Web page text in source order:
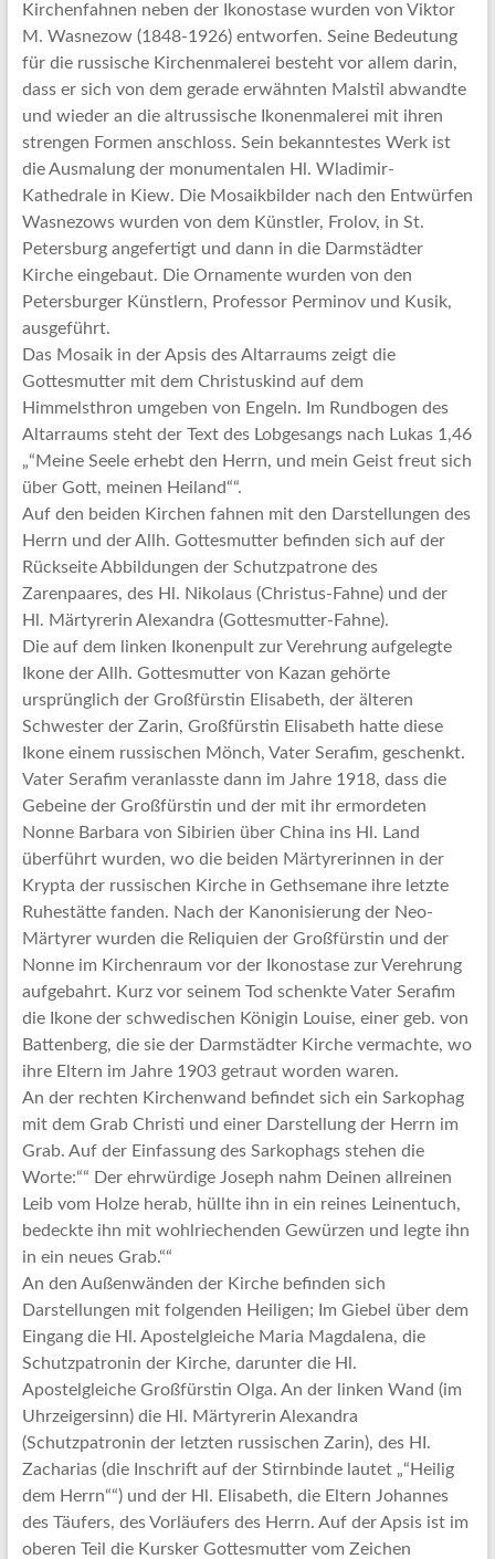
Kirchenfahnen neben der Ikonostase wurden von Viktor
M. Wasnezow (1848-1926) entworfen. Seine Bedeutung
für die russische Kirchenmalerei besteht vor allem darin,
dass er sich von dem gerade erwähnten Malstil abwandte
und wieder an die altrussische Ikonenmalerei mit ihren
strengen Formen anschloss. Sein bekanntestes Werk ist
die Ausmalung der monumentalen Hl. Wladimir-
Kathedrale in Kiew. Die Mosaikbilder nach den Entwürfen
Wasnezows wurden von dem Künstler, Frolov, in St.
Petersburg angefertigt und dann in die Darmstädter
Kirche eingebaut. Die Ornamente wurden von den
Petersburger Künstlern, Professor Perminov und Kusik,
ausgeführt.
Das Mosaik in der Apsis des Altarraums zeigt die
Gottesmutter mit dem Christuskind auf dem
Himmelsthron umgeben von Engeln. Im Rundbogen des
Altarraums steht der Text des Lobgesangs nach Lukas 1,46
„“Meine Seele erhebt den Herrn, und mein Geist freut sich
über Gott, meinen Heiland““.
Auf den beiden Kirchen fahnen mit den Darstellungen des
Herrn und der Allh. Gottesmutter befinden sich auf der
Rückseite Abbildungen der Schutzpatrone des
Zarenpaares, des Hl. Nikolaus (Christus-Fahne) und der
Hl. Märtyrerin Alexandra (Gottesmutter-Fahne).
Die auf dem linken Ikonenpult zur Verehrung aufgelegte
Ikone der Allh. Gottesmutter von Kazan gehörte
ursprünglich der Großfürstin Elisabeth, der älteren
Schwester der Zarin, Großfürstin Elisabeth hatte diese
Ikone einem russischen Mönch, Vater Serafim, geschenkt.
Vater Serafim veranlasste dann im Jahre 1918, dass die
Gebeine der Großfürstin und der mit ihr ermordeten
Nonne Barbara von Sibirien über China ins Hl. Land
überführt wurden, wo die beiden Märtyrerinnen in der
Krypta der russischen Kirche in Gethsemane ihre letzte
Ruhestätte fanden. Nach der Kanonisierung der Neo-
Märtyrer wurden die Reliquien der Großfürstin und der
Nonne im Kirchenraum vor der Ikonostase zur Verehrung
aufgebahrt. Kurz vor seinem Tod schenkte Vater Serafim
die Ikone der schwedischen Königin Louise, einer geb. von
Battenberg, die sie der Darmstädter Kirche vermachte, wo
ihre Eltern im Jahre 1903 getraut worden waren.
An der rechten Kirchenwand befindet sich ein Sarkophag
mit dem Grab Christi und einer Darstellung der Herrn im
Grab. Auf der Einfassung des Sarkophags stehen die
Worte:““ Der ehrwürdige Joseph nahm Deinen allreinen
Leib vom Holze herab, hüllte ihn in ein reines Leinentuch,
bedeckte ihn mit wohlriechenden Gewürzen und legte ihn
in ein neues Grab.““
An den Außenwänden der Kirche befinden sich
Darstellungen mit folgenden Heiligen; Im Giebel über dem
Eingang die Hl. Apostelgleiche Maria Magdalena, die
Schutzpatronin der Kirche, darunter die Hl.
Apostelgleiche Großfürstin Olga. An der linken Wand (im
Uhrzeigersinn) die Hl. Märtyrerin Alexandra
(Schutzpatronin der letzten russischen Zarin), des HI.
Zacharias (die Inschrift auf der Stirnbinde lautet „“Heilig
dem Herrn““) und der Hl. Elisabeth, die Eltern Johannes
des Täufers, des Vorläufers des Herrn. Auf der Apsis ist im
oberen Teil die Kursker Gottesmutter vom Zeichen